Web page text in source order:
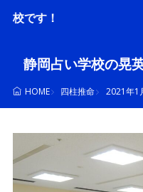
静岡占い学校の晃
HOME 四柱推命 2021年1